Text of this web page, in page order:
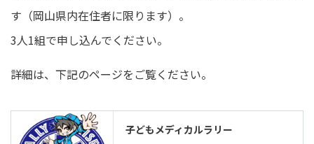
す（岡山県内在住者に限ります）。
3人1組で申し込んでください。
詳細は、下記のページをご覧ください。
子どもメディカルラリー